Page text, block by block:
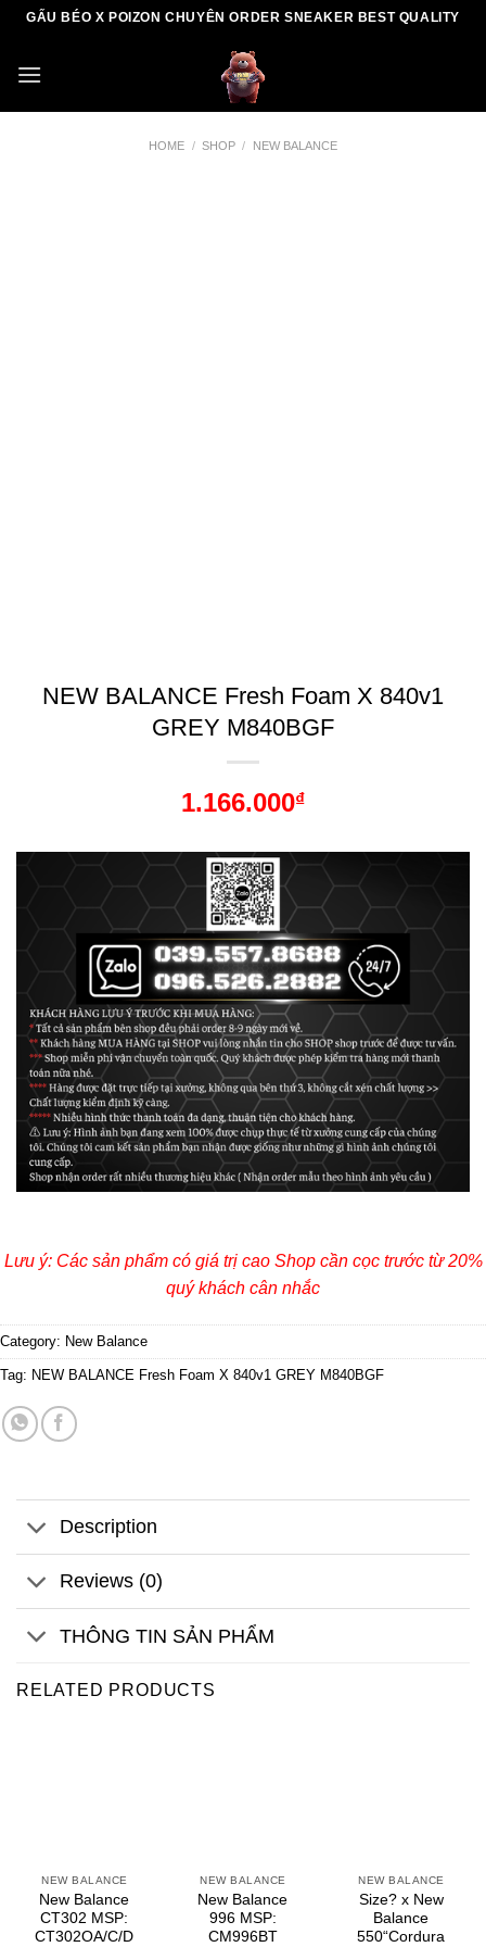
Skip
content
GẤU BÉO X POIZON CHUYÊN ORDER SNEAKER BEST QUALITY
HOME / SHOP / NEW BALANCE
NEW BALANCE Fresh Foam X 840v1
GREY M840BGF
1.166.000₫
Lưu ý: Các sản phẩm có giá trị cao Shop cần cọc trước từ 20%
quý khách cân nhắc
Category: New Balance
Tag: NEW BALANCE Fresh Foam X 840v1 GREY M840BGF
Description
Reviews (0)
THÔNG TIN SẢN PHẨM
RELATED PRODUCTS
NEW BALANCE
New Balance
CT302 MSP:
CT302OA/C/D
NEW BALANCE
New Balance
996 MSP:
CM996BT
NEW BALANCE
Size? x New
Balance
550“Cordura